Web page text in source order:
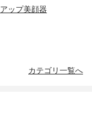
ップ美顔器
カテゴリ一覧へ